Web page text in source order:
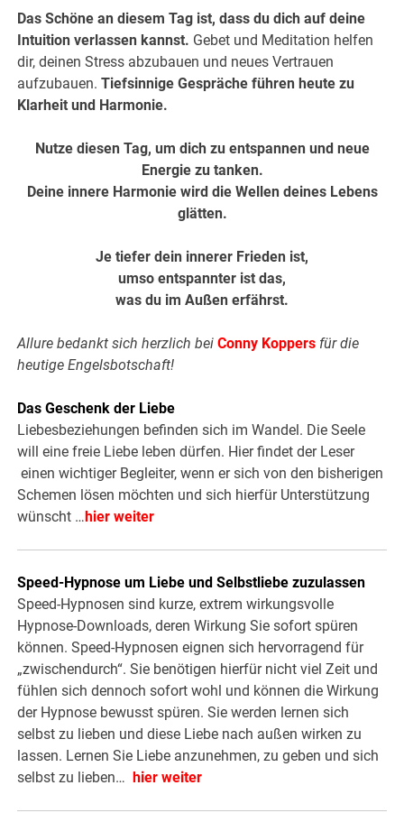
Das Schöne an diesem Tag ist, dass du dich auf deine
Intuition verlassen kannst. Gebet und Meditation he lfen
dir, deinen Stress abzubauen und neues Vertrauen
aufzubauen.Tiefsinnige Gespräche führen heute zu
Klarheit und Harmonie.
Nutze diesen Tag, um dich zu entspannen und neue
Energie zu tanken.
Deine innere Harmonie wird die Wellen deines Lebens
glätten.
Je tiefer dein innerer Frieden ist,
umso entspannter ist das,
was du im Außen erfährst.
Allure bedankt sich herzlich beiConny Koppers für die
heutige Engelsbotschaft!
Das Geschenk der Liebe
Liebesbeziehungen befinden sich im Wandel. Die Seele
will eine freie Liebe leben dürfen. Hier findet der Leser
einen wichtiger Begleiter, wenn er sich von den bisherigen
Schemen lösen möchten und sich hierfür Unterstützung
wünscht … hier weiter
Speed-Hypnose um Liebe und Selbstliebe zuzulassen
Speed-Hypnosen sind kurze, extrem wirkungsvolle
Hypnose-Downloads, deren Wirkung Sie sofort spüren
können. Speed-Hypnosen eignen sich hervorragend für
„zwischendurch“. Sie benötigen hierfür nicht viel Zeit und
fühlen sich dennoch sofort wohl und können die Wirkung
der Hypnose bewusst spüren. Sie werden lernen sich
selbst zu lieben und diese Liebe nach außen wirken zu
lassen. Lernen Sie Liebe anzunehmen, zu geben und sich
selbst zu lieben…
hier weiter